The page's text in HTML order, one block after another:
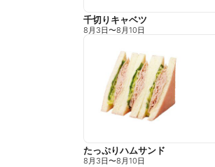
千切りキャベツ
8月3日〜8月10日
たっぷりハムサンド
8月3日〜8月10日